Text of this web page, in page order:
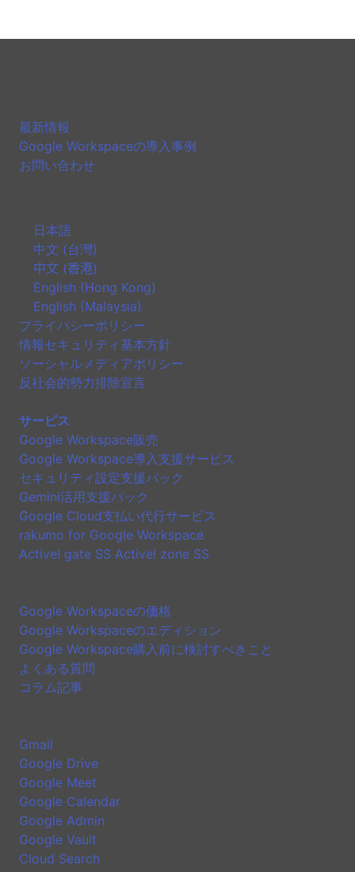
最新情報
Google Workspaceの導入事例
お問い合わせ
日本語
中文 (台灣)
中文 (香港)
English (Hong Kong)
English (Malaysia)
プライバシーポリシー
情報セキュリティ基本方針
ソーシャルメディアポリシー
反社会的勢力排除宣言
サービス
Google Workspace販売
Google Workspace導入支援サービス
セキュリティ設定支援パック
Gemini活用支援パック
Google Cloud支払い代行サービス
rakumo for Google Workspace
Active! gate SS Active! zone SS
Google Workspaceの価格
Google Workspaceのエディション
Google Workspace購入前に検討すべきこと
よくある質問
コラム記事
Gmail
Google Drive
Google Meet
Google Calendar
Google Admin
Google Vault
Cloud Search